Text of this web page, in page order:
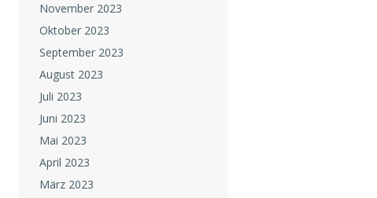
November 2023
Oktober 2023
September 2023
August 2023
Juli 2023
Juni 2023
Mai 2023
April 2023
März 2023